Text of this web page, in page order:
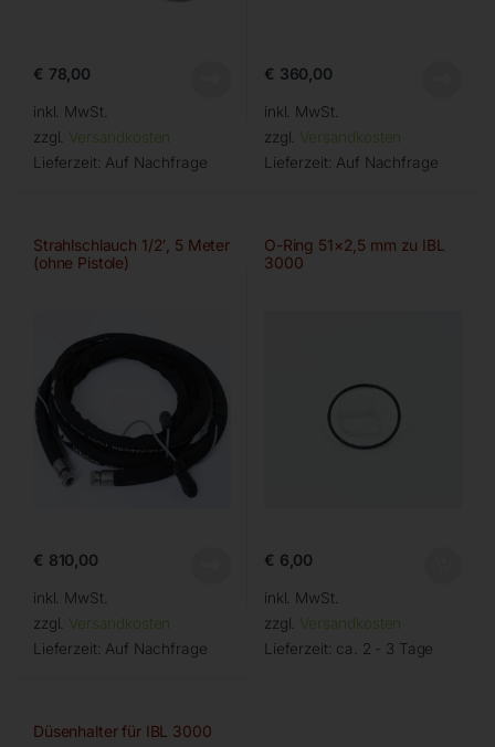
€ 78,00
inkl. MwSt.
zzgl. Versandkosten
Lieferzeit: Auf Nachfrage
€ 360,00
inkl. MwSt.
zzgl. Versandkosten
Lieferzeit: Auf Nachfrage
Strahlschlauch 1/2′, 5 Meter
(ohne Pistole)
€ 810,00
inkl. MwSt.
zzgl. Versandkosten
Lieferzeit: Auf Nachfrage
O-Ring 51×2,5 mm zu IBL
3000
€ 6,00
inkl. MwSt.
zzgl. Versandkosten
Lieferzeit: ca. 2 - 3 Tage
Düsenhalter für IBL 3000